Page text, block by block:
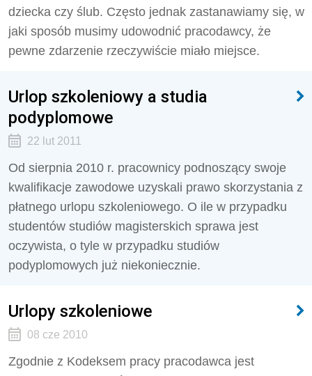
dziecka czy ślub. Często jednak zastanawiamy się, w
jaki sposób musimy udowodnić pracodawcy, że
pewne zdarzenie rzeczywiście miało miejsce.
Urlop szkoleniowy a studia
podyplomowe
22 lut 2011
Od sierpnia 2010 r. pracownicy podnoszący swoje
kwalifikacje zawodowe uzyskali prawo skorzystania z
płatnego urlopu szkoleniowego. O ile w przypadku
studentów studiów magisterskich sprawa jest
oczywista, o tyle w przypadku studiów
podyplomowych już niekoniecznie.
Urlopy szkoleniowe
08 cze 2010
Zgodnie z Kodeksem pracy pracodawca jest